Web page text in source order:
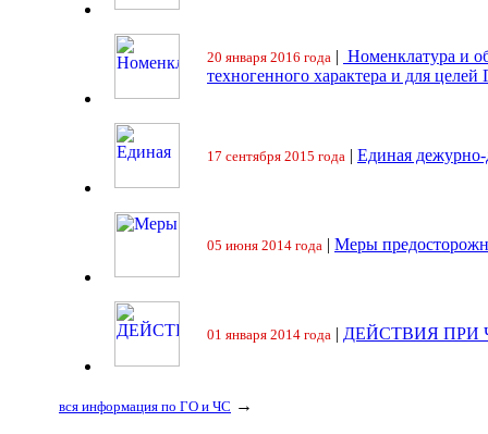
20 января 2016 года | Номенклатура и
техногенного характера и для целей
17 сентября 2015 года | Единая
05 июня 2014 года | Меры
01 января 2014 года | ДЕЙСТВИЯ ПРИ
вся информация по ГО и ЧС →